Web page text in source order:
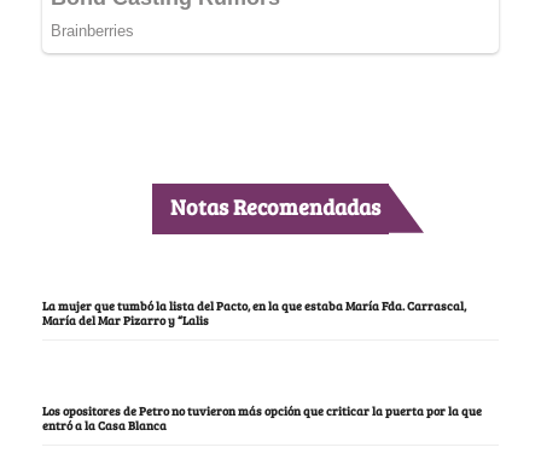
Notas Recomendadas
La mujer que tumbó la lista del Pacto, en la que estaba María Fda. Carrascal,
María del Mar Pizarro y “Lalis
Los opositores de Petro no tuvieron más opción que criticar la puerta por la que
entró a la Casa Blanca